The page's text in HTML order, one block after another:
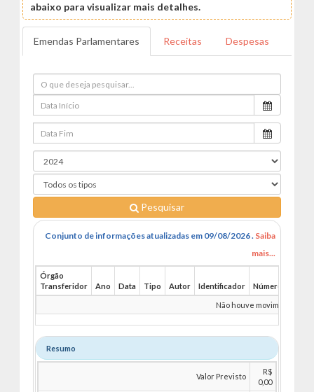
abaixo para visualizar mais detalhes.
Emendas Parlamentares Receitas Despesas
Pesquisar
Conjunto de informações atualizadas em 09/08/2026 . Saiba
mais...
Órgão
Transferidor
Ano Data Tipo Autor Identificador Número
Não houve
Resumo
Valor Previsto
R$
0,00